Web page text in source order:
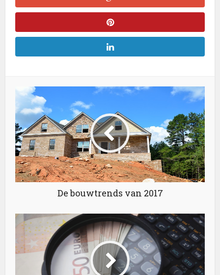
De bouwtrends van 2017